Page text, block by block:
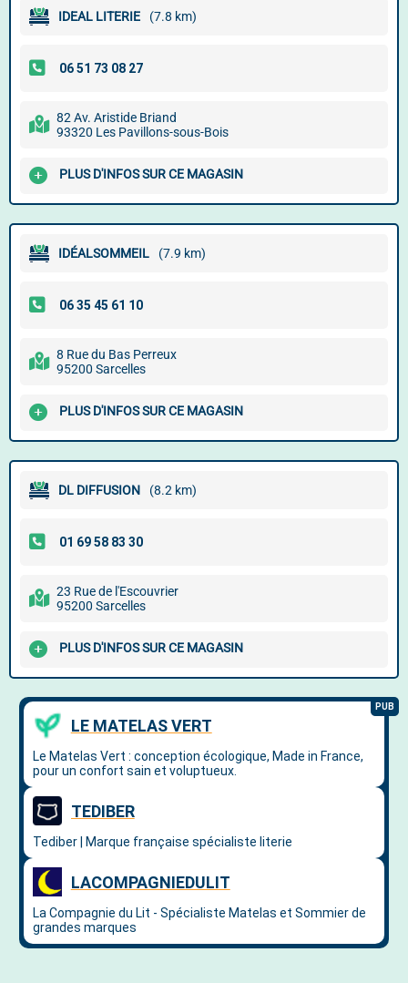
IDEAL LITERIE (7.8 km)
82 Av. Aristide Briand
93320 Les Pavillons-sous-Bois
PLUS D'INFOS SUR CE MAGASIN
IDÉALSOMMEIL (7.9 km)
8 Rue du Bas Perreux
95200 Sarcelles
PLUS D'INFOS SUR CE MAGASIN
DL DIFFUSION (8.2 km)
23 Rue de l'Escouvrier
95200 Sarcelles
PLUS D'INFOS SUR CE MAGASIN